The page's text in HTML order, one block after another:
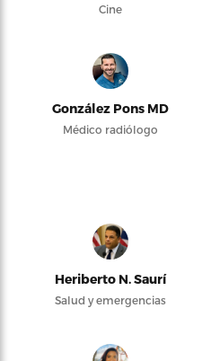
Cine
González Pons MD
Médico radiólogo
Heriberto N. Saurí
Salud y emergencias